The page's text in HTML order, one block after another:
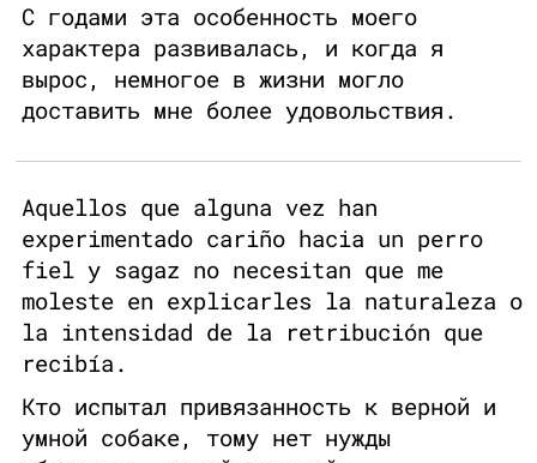
С годами эта особенность моего
характера развивалась, и когда я
вырос, немногое в жизни могло
доставить мне более удовольствия.
Aquellos que alguna vez han
experimentado cariño hacia un perro
fiel y sagaz no necesitan que me
moleste en explicarles la naturaleza o
la intensidad de la retribución que
recibía.
Кто испытал привязанность к верной и
умной собаке, тому нет нужды